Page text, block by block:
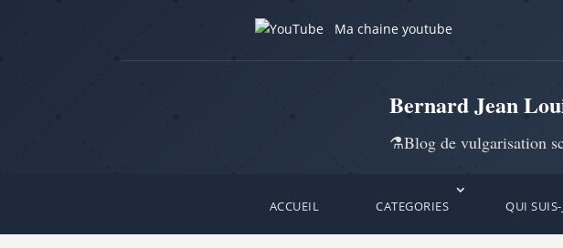
Ma chaine youtube
Bernard Jean
⚗️Blog de vulgarisation
ACCUEIL CATEGORIES QUI SUIS-